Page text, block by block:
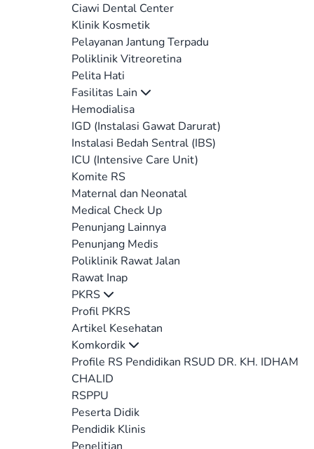
Ciawi Dental Center
Klinik Kosmetik
Pelayanan Jantung Terpadu
Poliklinik Vitreoretina
Pelita Hati
Fasilitas Lain
Hemodialisa
IGD (Instalasi Gawat Darurat)
Instalasi Bedah Sentral (IBS)
ICU (Intensive Care Unit)
Komite RS
Maternal dan Neonatal
Medical Check Up
Penunjang Lainnya
Penunjang Medis
Poliklinik Rawat Jalan
Rawat Inap
PKRS
Profil PKRS
Artikel Kesehatan
Komkordik
Profile RS Pendidikan RSUD DR. KH. IDHAM
CHALID
RSPPU
Peserta Didik
Pendidik Klinis